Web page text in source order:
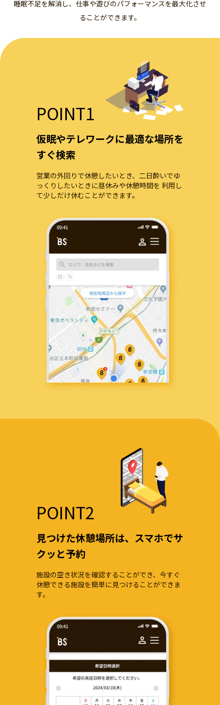
睡眠不足を解消し、仕事や遊びのパフォーマンスを最大化させ
ることができます。
POINT1
仮眠やテレワークに最適な場所を
すぐ検索
営業の外回りで休憩したいとき、二日酔いでゆ
っくりしたいときに昼休みや休憩時間を 利用し
て少しだけ休むことができます。
POINT2
見つけた休憩場所は、スマホでサ
クッと予約
施設の空き状況を確認することができ、今すぐ
休憩できる施設を簡単に見つけることができま
す。